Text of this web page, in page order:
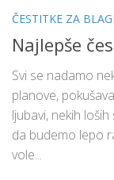
ČESTITKE ZA
Najlepše
Svi se nadamo
planove,
ljubavi, nekih
da budemo lepo
vole...